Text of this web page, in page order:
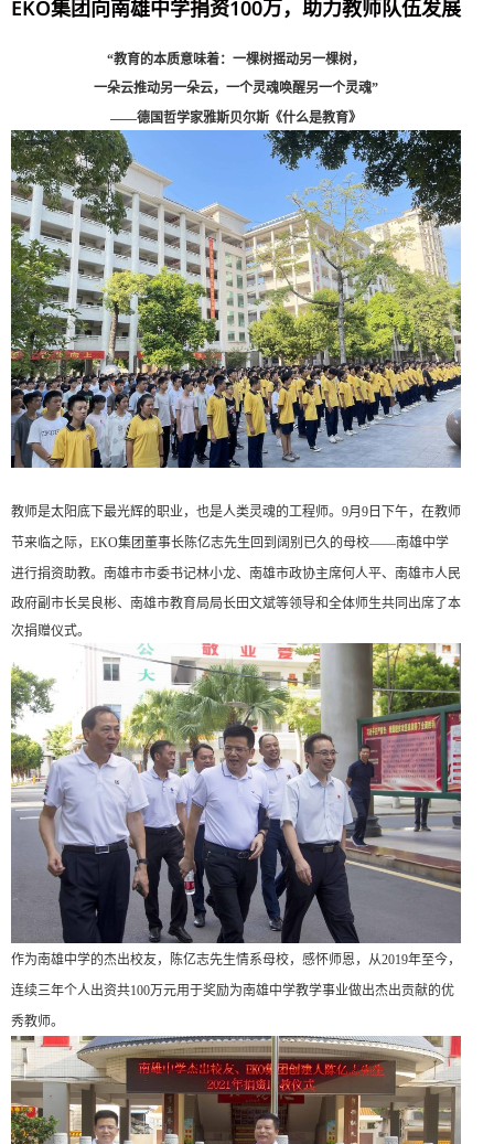
EKO集团向南雄中学捐资100万，助力教师队伍发展
“教育的本质意味着：一棵树摇动另一棵树，
一朵云推动另一朵云，一个灵魂唤醒另一个灵魂”
——德国哲学家雅斯贝尔斯《什么是教育》
教师是太阳底下最光辉的职业，也是人类灵魂的工程师。 9月9日下午，在教师
节来临之际，EKO集团董事长陈亿志先生回到阔别已久的母校——南雄中学
进行捐资助教。 南雄市市委书记林小龙、南雄市政协主席何人平、南雄市人民
政府副市长吴良彬、南雄市教育局局长田文斌等领导和全体师生共同出席了本
次捐赠仪式。
作为南雄中学的杰出校友，陈亿志先生情系母校，感怀师恩，从2019年至今，
连续三年个人出资共100万元用于奖励为南雄中学教学事业做出杰出贡献的优
秀教师。